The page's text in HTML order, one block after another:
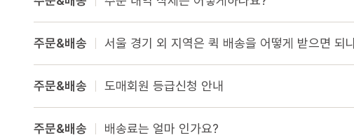
Custom Blend Service
허브
우디
앰버
구어망드
브랜드 타입
알러젠 프리
주문&배송 서울 경기 외 지역은 퀵 배송을 어떻게 받으면 되
주문&배송 도매회원 등급신청 안내
주문&배송 배송료는 얼마 인가요?